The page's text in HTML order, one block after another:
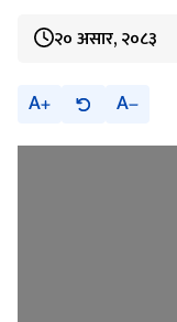
२० असार, २०८३
A A